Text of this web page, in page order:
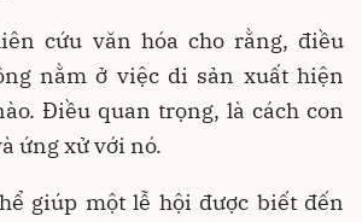
cứu văn hóa cho rằng, điều
nằm ở việc di sản xuất hiện
Điều quan trọng, là cách con
ứng xử với nó.
giúp một lễ hội được biết đến